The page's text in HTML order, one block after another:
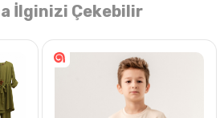
Nasıl Sipariş Veririm?
İlginizi Çekebilir